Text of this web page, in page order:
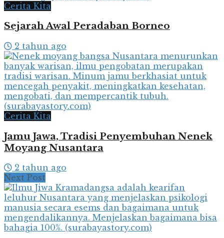
Cerita Kita
Sejarah Awal Peradaban Borneo
2 tahun ago
Cerita Kita
Jamu Jawa, Tradisi Penyembuhan Nenek
Moyang Nusantara
2 tahun ago
Next Post